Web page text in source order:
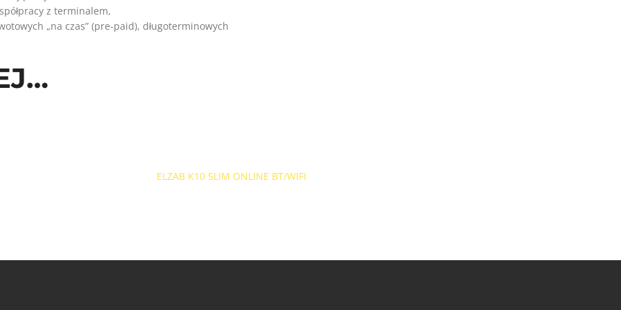
z terminalem,
„na czas” (pre-paid), długoterminowych
ELZAB K10 SLIM ONLINE BT/WIFI